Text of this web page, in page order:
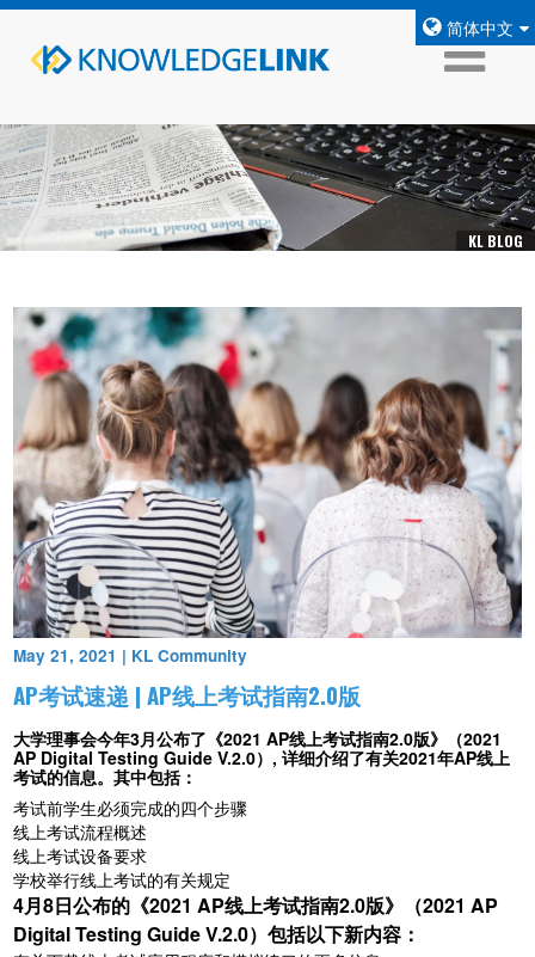
简体中文
KL BLOG
May 21, 2021 | KL Community
AP考试速递 | AP线上考试指南2.0版
大学理事会今年3月公布了《2021 AP线上考试指南2.0版》（2021
AP Digital Testing Guide V.2.0）,详细介绍了有关2021年AP线上
考试的信息。其中包括：
考试前学生必须完成的四个步骤
线上考试流程概述
线上考试设备要求
学校举行线上考试的有关规定
4月8日公布的《2021 AP线上考试指南2.0版》（2021 AP
Digital Testing Guide V.2.0）包括以下新内容：